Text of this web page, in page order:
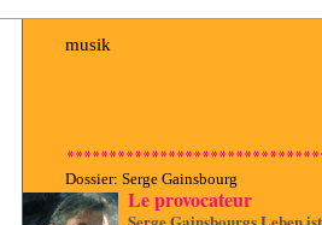
musik
Dossier: Serge Gainsbourg
Le provocateur